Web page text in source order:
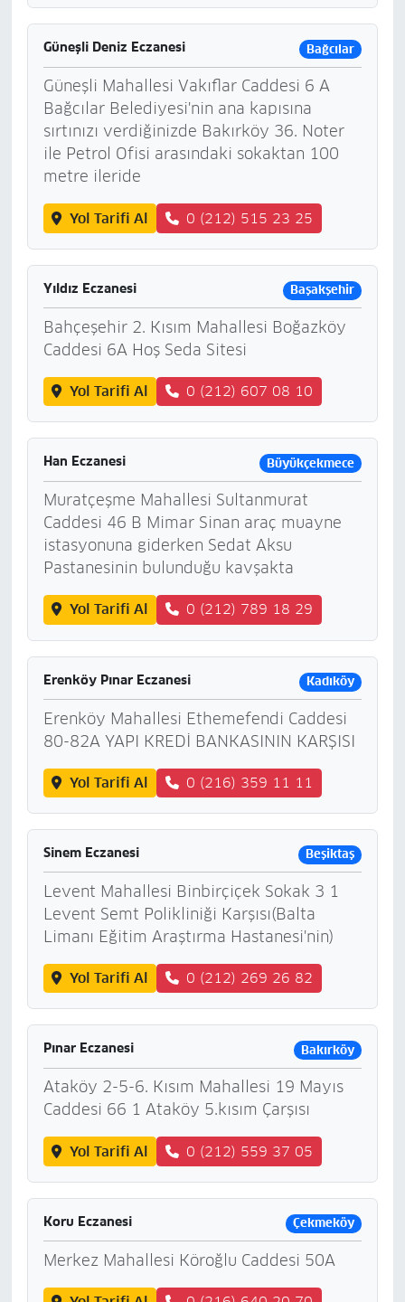
Güneşli Deniz Eczanesi Bağcılar
Güneşli Mahallesi Vakıflar Caddesi 6 A
Bağcılar Belediyesi'nin ana kapısına
sırtınızı verdiğinizde Bakırköy 36. Noter
ile Petrol Ofisi arasındaki sokaktan 100
metre ileride
Yol Tarifi Al 0 (212) 515 23 25
Yıldız Eczanesi Başakşehir
Bahçeşehir 2. Kısım Mahallesi Boğazköy
Caddesi 6A Hoş Seda Sitesi
Yol Tarifi Al 0 (212) 607 08 10
Han Eczanesi Büyükçekmece
Muratçeşme Mahallesi Sultanmurat
Caddesi 46 B Mimar Sinan araç muayne
istasyonuna giderken Sedat Aksu
Pastanesinin bulunduğu kavşakta
Yol Tarifi Al 0 (212) 789 18 29
Erenköy Pınar Eczanesi Kadıköy
Erenköy Mahallesi Ethemefendi Caddesi
80-82A YAPI KREDİ BANKASININ KARŞISI
Yol Tarifi Al 0 (216) 359 11 11
Sinem Eczanesi Beşiktaş
Levent Mahallesi Binbirçiçek Sokak 3 1
Levent Semt Polikliniği Karşısı(Balta
Limanı Eğitim Araştırma Hastanesi'nin)
Yol Tarifi Al 0 (212) 269 26 82
Pınar Eczanesi Bakırköy
Ataköy 2-5-6. Kısım Mahallesi 19 Mayıs
Caddesi 66 1 Ataköy 5.kısım Çarşısı
Yol Tarifi Al 0 (212) 559 37 05
Koru Eczanesi Çekmeköy
Merkez Mahallesi Köroğlu Caddesi 50A